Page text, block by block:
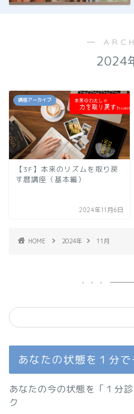
―
2024
講座アーカイブ
【3F】本来のリズムを取り戻
す暦講座（基本編）
2024年11月6日
HOME 2024年 11月
あなたの状態を１分で
あなたの今の状態を「１分
ク